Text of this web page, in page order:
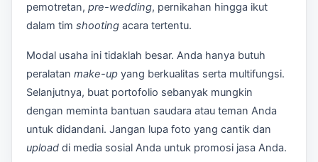
pemotretan, pre-wedding, pernikahan hingga ikut
dalam tim shooting acara tertentu.
Modal usaha ini tidaklah besar. Anda hanya butuh
peralatan make-up yang berkualitas serta multifungsi.
Selanjutnya, buat portofolio sebanyak mungkin
dengan meminta bantuan saudara atau teman Anda
untuk didandani. Jangan lupa foto yang cantik dan
upload di media sosial Anda untuk promosi jasa Anda.